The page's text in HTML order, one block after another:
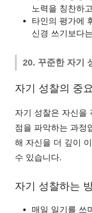
노력을 칭찬하
타인의 평가에
신경 쓰기보다
20. 꾸준한 자기
자기 성찰의 중
자기 성찰은 자신을
점을 파악하는 과정
해 자신을 더 깊이
수 있습니다.
자기 성찰하는
매일 일기를 쓰